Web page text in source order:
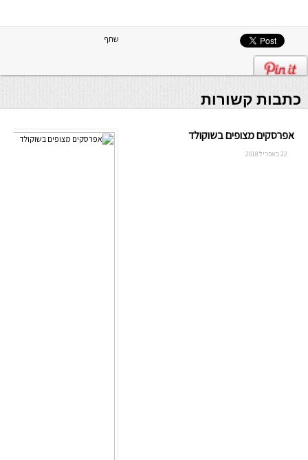
שתף
כתבות קשורות
אפרסקים מצופים בשוקולד
22 באפריל 2018